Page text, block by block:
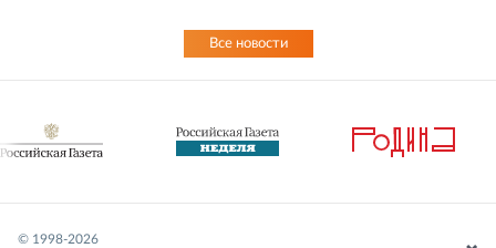
Все новости
© 1998-2026